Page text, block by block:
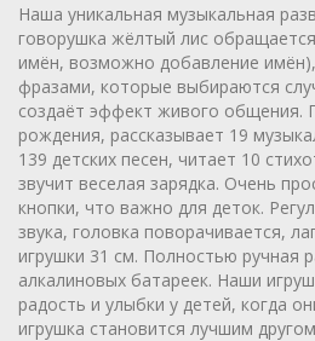
Наша уникальная музыкальная
говорушка жёлтый лис
имён, возможно добавление
фразами, которые выбираются
создаёт эффект живого общения.
рождения, рассказывает 19
139 детских песен, читает 10
звучит веселая зарядка. Очень
кнопки, что важно для деток.
звука, головка поворачивается,
игрушки 31 см. Полностью ручная
алкалиновых батареек. Наши
радость и улыбки у детей, когда
игрушка становится лучшим